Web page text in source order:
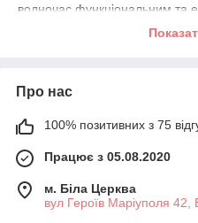
водночас функціональним та
Moreli створені для того, щоб
Продумані рішення, сучасний
це забезпечує зручність
довговічність. Обирайте те,
гармонійно вписується у ваш
Про нас
100% позитивних з 75
Працює з 05.08.2020
м. Біла Церква
вул Героїв Маріуполя 42,